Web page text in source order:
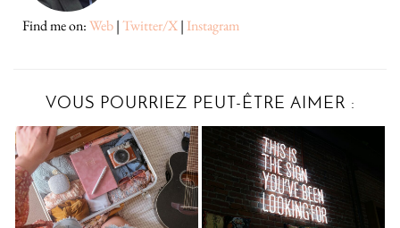
Find me on:Web|Twitter/X| Instagram
VOUS POURRIEZ PEUT-ÊTRE AIMER :